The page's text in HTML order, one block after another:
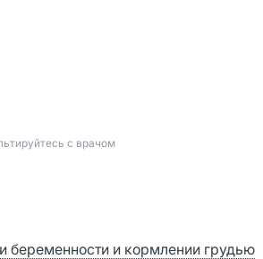
с врачом
беременности и кормлении грудью